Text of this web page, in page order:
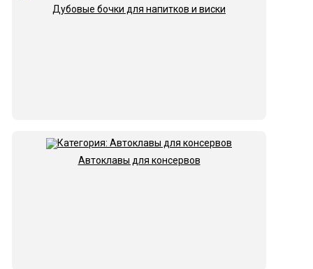
Дубовые бочки для напитков и виски
Автоклавы для консервов